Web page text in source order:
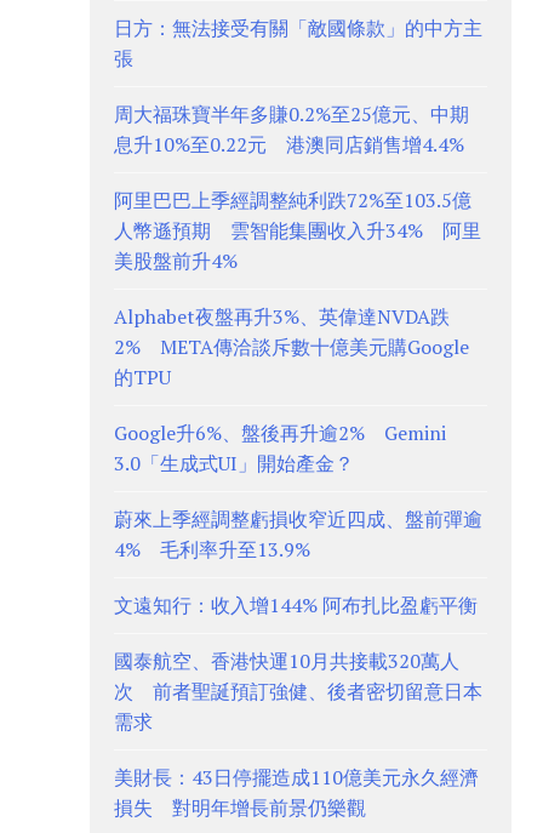
日方：無法接受有關「敵國條款」的中方主
張
周大福珠寶半年多賺0.2%至25億元、中期
息升10%至0.22元 港澳同店銷售增4.4%
阿里巴巴上季經調整純利跌72%至103.5億
人幣遜預期 雲智能集團收入升34% 阿里
美股盤前升4%
Alphabet夜盤再升3%、英偉達NVDA跌
2% META傳洽談斥數十億美元購Google
的TPU
Google升6%、盤後再升逾2% Gemini
3.0「生成式UI」開始產金？
蔚來上季經調整虧損收窄近四成、盤前彈逾
4% 毛利率升至13.9%
文遠知行：收入增144% 阿布扎比盈虧平衡
國泰航空、香港快運10月共接載320萬人
次 前者聖誕預訂強健、後者密切留意日本
需求
美財長：43日停擺造成110億美元永久經濟
損失 對明年增長前景仍樂觀